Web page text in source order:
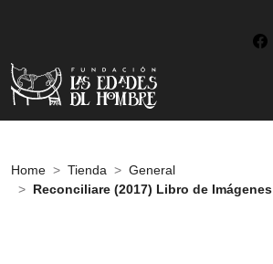
Home Tienda
General
Reconciliare (2017) Libro de Imágenes